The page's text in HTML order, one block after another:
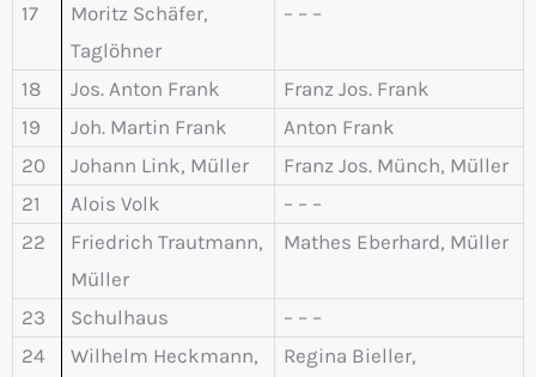
17
Moritz Schäfer,
Taglöhner
– – –
18 Jos. Anton Frank
Franz Jos. Frank
19
Joh. Martin Frank
Anton Frank
20
Johann Link, Müller
Franz Jos. Münch, Müller
21
Alois Volk
– – –
22
Friedrich Trautmann,
Müller
Mathes Eberhard, Müller
23 Schulhaus
– – –
24
Wilhelm Heckmann,
Regina Bieller,